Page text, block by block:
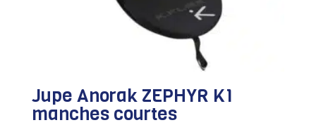
Jupe Anorak ZEPHYR K1
manches courtes